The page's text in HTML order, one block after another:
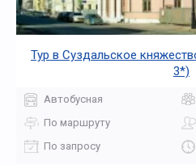
Тур в Суздальское
3*)
Автобусная
По маршруту
По запросу